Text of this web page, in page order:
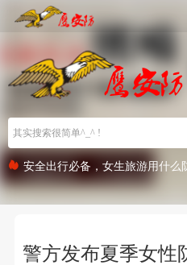
防狼喷雾自制秘方曝光，给你更
安全出行必备，女生旅游用什么
警方发布夏季女性